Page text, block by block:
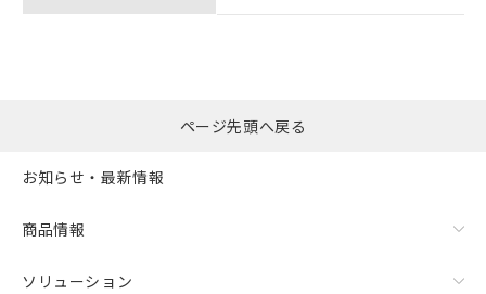
ページ先頭へ戻る
お知らせ・最新情報
商品情報
ソリューション